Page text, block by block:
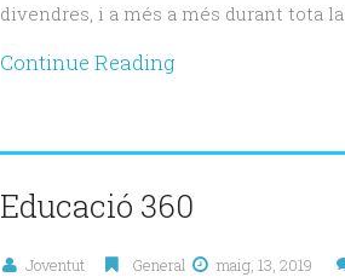
divendres, i a més a més durant tota
Continue Reading
Educació 360
Joventut General maig, 13, 2019